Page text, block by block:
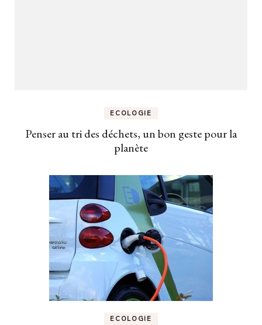
ECOLOGIE
Penser au tri des déchets, un bon geste pour la
planète
ECOLOGIE